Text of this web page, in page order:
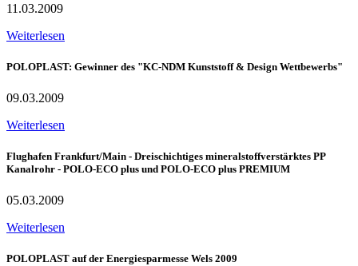
11.03.2009
Weiterlesen
POLOPLAST: Gewinner des "KC-NDM Kunststoff & Design Wettbewerbs"
09.03.2009
Weiterlesen
Flughafen Frankfurt/Main - Dreischichtiges mineralstoffverstärktes PP
Kanalrohr - POLO-ECO plus und POLO-ECO plus PREMIUM
05.03.2009
Weiterlesen
POLOPLAST auf der Energiesparmesse Wels 2009